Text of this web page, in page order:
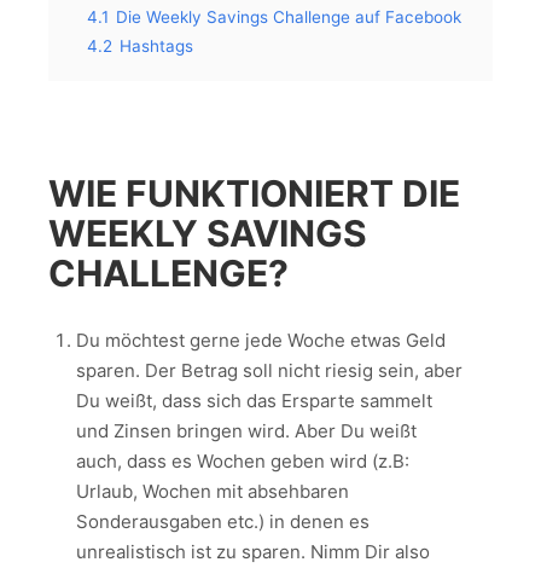
4.1 Die Weekly Savings Challenge auf Facebook
4.2 Hashtags
WIE FUNKTIONIERT DIE
WEEKLY SAVINGS
CHALLENGE?
Du möchtest gerne jede Woche etwas Geld
sparen. Der Betrag soll nicht riesig sein, aber
Du weißt, dass sich das Ersparte sammelt
und Zinsen bringen wird. Aber Du weißt
auch, dass es Wochen geben wird (z.B:
Urlaub, Wochen mit absehbaren
Sonderausgaben etc.) in denen es
unrealistisch ist zu sparen. Nimm Dir also